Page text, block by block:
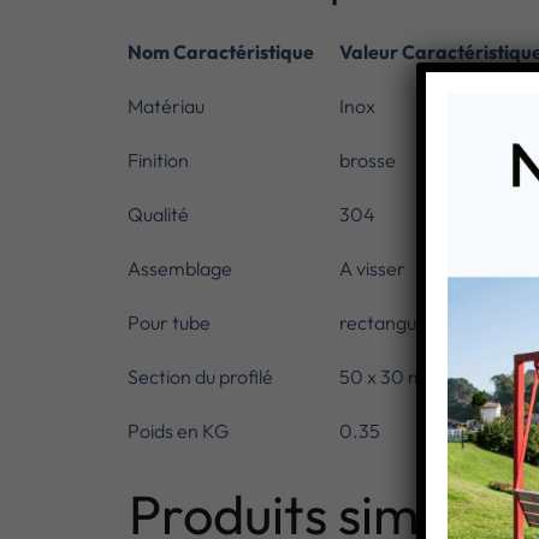
Nom Caractéristique Valeur
Matériau Inox
Finition brosse
Qualité 304
Assemblage A visser
Pour tube rectangulaire
Section du profilé 50 x 30 mm
Poids en KG 0.35
Produits